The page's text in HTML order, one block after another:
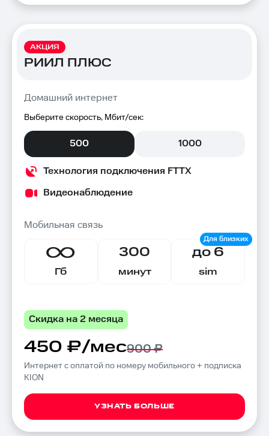
АКЦИЯ
РИИЛ ПЛЮС
Домашний интернет
Выберите скорость, Мбит/сек:
500 1000
Технология подключения FTTX
Видеонаблюдение
Мобильная связь
Гб
300
минут
до 6
sim
Скидка на 2 месяца
450 ₽/мес900 ₽
Интернет с оплатой по номеру мобильного + подписка
KION
УЗНАТЬ БОЛЬШЕ